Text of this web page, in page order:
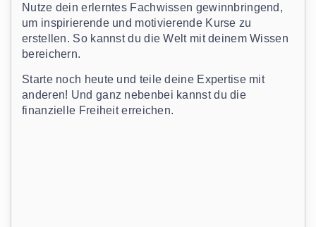
Nutze dein erlerntes Fachwissen gewinnbringend,
um inspirierende und motivierende Kurse zu
erstellen. So kannst du die Welt mit deinem Wissen
bereichern.
Starte noch heute und teile deine Expertise mit
anderen! Und ganz nebenbei kannst du die
finanzielle Freiheit erreichen.